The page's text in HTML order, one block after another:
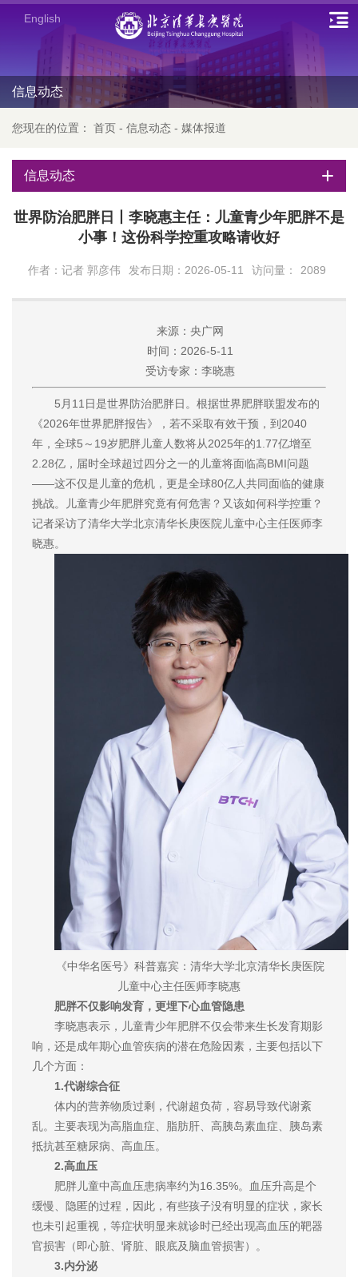
English
信息动态
您现在的位置： 首页 - 信息动态 - 媒体报道
信息动态
世界防治肥胖日丨李晓惠主任：儿童青少年肥胖不是
小事！这份科学控重攻略请收好
作者：记者 郭彦伟 发布日期：2026-05-11 访问量： 2089
来源：央广网
时间：2026-5-11
受访专家：李晓惠
5月11日是世界防治肥胖日。根据世界肥胖联盟发布的
《2026年世界肥胖报告》，若不采取有效干预，到2040
年，全球5～19岁肥胖儿童人数将从2025年的1.77亿增至
2.28亿，届时全球超过四分之一的儿童将面临高BMI问题
——这不仅是儿童的危机，更是全球80亿人共同面临的健康
挑战。儿童青少年肥胖究竟有何危害？又该如何科学控重？
记者采访了清华大学北京清华长庚医院儿童中心主任医师李
晓惠。
《中华名医号》科普嘉宾：清华大学北京清华长庚医院
儿童中心主任医师李晓惠
肥胖不仅影响发育，更埋下心血管隐患
李晓惠表示，儿童青少年肥胖不仅会带来生长发育期影
响，还是成年期心血管疾病的潜在危险因素，主要包括以下
几个方面：
1.代谢综合征
体内的营养物质过剩，代谢超负荷，容易导致代谢紊
乱。主要表现为高脂血症、脂肪肝、高胰岛素血症、胰岛素
抵抗甚至糖尿病、高血压。
2.高血压
肥胖儿童中高血压患病率约为16.35%。血压升高是个
缓慢、隐匿的过程，因此，有些孩子没有明显的症状，家长
也未引起重视，等症状明显来就诊时已经出现高血压的靶器
官损害（即心脏、肾脏、眼底及脑血管损害）。
3.内分泌